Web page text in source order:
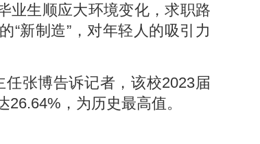
业生顺应大环境变化，求职路
“新制造”，对年轻人的吸引力
张博告诉记者，该校2023届
，为历史最高值。